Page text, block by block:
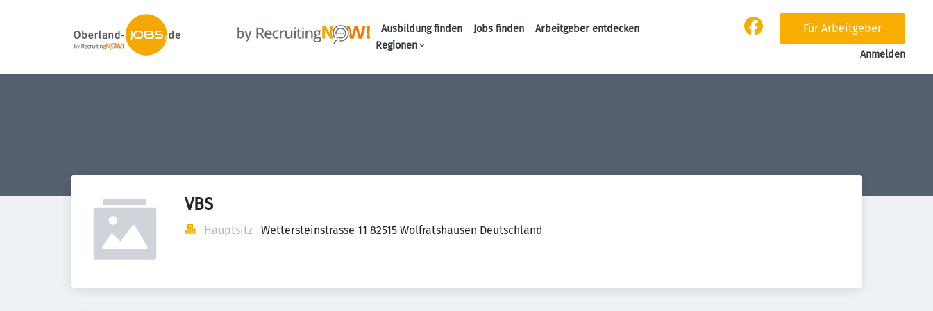
Ausbildung finden Jobs finden
Arbeitgeber entdecken
Regionen
Für Arbeitgeber
Anmelden
VBS
Hauptsitz Wettersteinstrasse 11 82515 Wolfratshausen Deutschland